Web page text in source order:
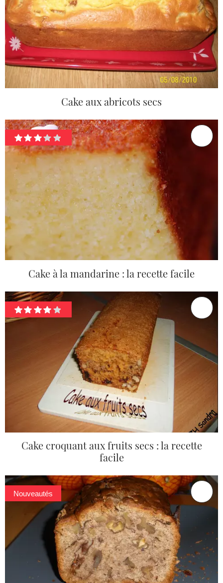
Cake aux abricots secs
Cake à la mandarine : la recette facile
Cake croquant aux fruits secs : la recette
facile
Nouveautés